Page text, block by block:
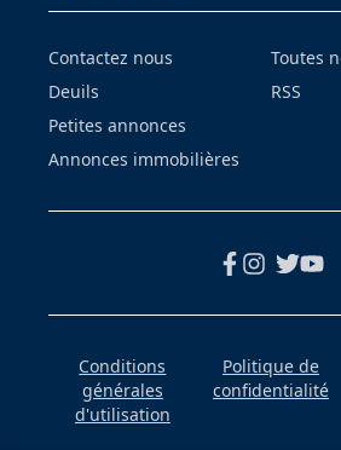
Contactez nous
Deuils
Petites annonces
Annonces immobilières
Toutes
RSS
Conditions
générales
d'utilisation
Politique de
confidentialité